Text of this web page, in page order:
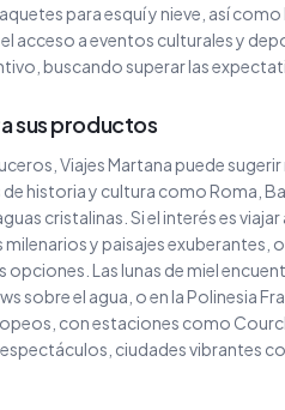
para esquí y nieve, así
acceso a eventos culturales y
buscando superar las
sus productos
Viajes Martana puede
historia y cultura como Roma,
cristalinas. Si el interés es
y paisajes exuberantes,
opciones. Las lunas de miel
sobre el agua, o en la Polinesia
con estaciones como
ciudades vibrantes